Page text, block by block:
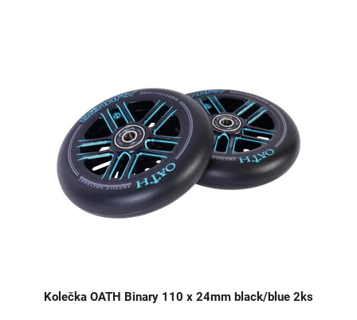
Kolečka OATH Binary 110 x 24mm black/blue 2ks